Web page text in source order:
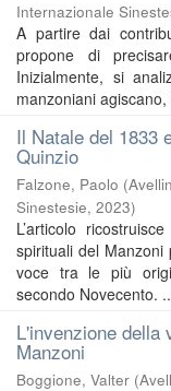
Internazionale
A partire dai
propone di
Inizialmente, si
manzoniani
Il Natale del 1833
Quinzio
Falzone, Paolo (
Sinestesie, 2023)
L’articolo
spirituali del Manzoni
voce tra le più
secondo Novecento.
L'invenzione della
Manzoni
Boggione, Valter (